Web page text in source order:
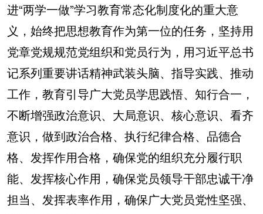
进“两学一做”学习教育常态化制度化的重大意
义，始终把思想教育作为第一位的任务，坚持用
党章党规规范党组织和党员行为，用习近平总书
记系列重要讲话精神武装头脑、指导实践、推动
工作，教育引导广大党员学思践悟、知行合一，
不断增强政治意识、大局意识、核心意识、看齐
意识，做到政治合格、执行纪律合格、品德合
格、发挥作用合格，确保党的组织充分履行职
能、发挥核心作用，确保党员领导干部忠诚干净
担当、发挥表率作用，确保广大党员党性坚强、